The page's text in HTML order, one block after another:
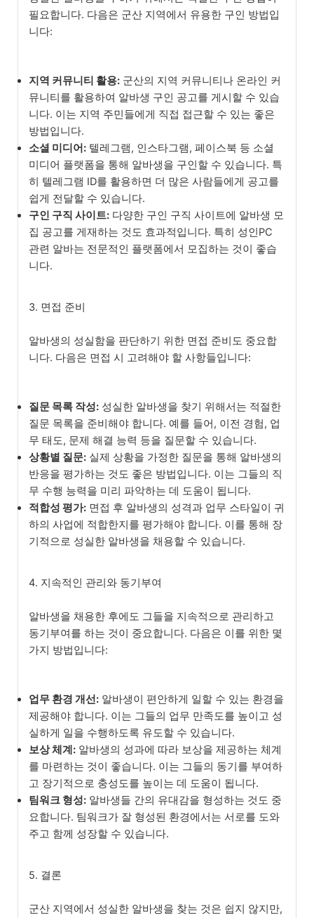
필요합니다. 다음은 군산 지역에서 유용한 구인 방법입
니다:
지역 커뮤니티 활용: 군산의 지역 커뮤니티나 온라인 커
뮤니티를 활용하여 알바생 구인 공고를 게시할 수 있습
니다. 이는 지역 주민들에게 직접 접근할 수 있는 좋은
방법입니다.
소셜 미디어: 텔레그램, 인스타그램, 페이스북 등 소셜
미디어 플랫폼을 통해 알바생을 구인할 수 있습니다. 특
히 텔레그램 ID를 활용하면 더 많은 사람들에게 공고를
쉽게 전달할 수 있습니다.
구인 구직 사이트: 다양한 구인 구직 사이트에 알바생 모
집 공고를 게재하는 것도 효과적입니다. 특히 성인PC
관련 알바는 전문적인 플랫폼에서 모집하는 것이 좋습
니다.
3. 면접 준비
알바생의 성실함을 판단하기 위한 면접 준비도 중요합
니다. 다음은 면접 시 고려해야 할 사항들입니다:
질문 목록 작성: 성실한 알바생을 찾기 위해서는 적절한
질문 목록을 준비해야 합니다. 예를 들어, 이전 경험, 업
무 태도, 문제 해결 능력 등을 질문할 수 있습니다.
상황별 질문: 실제 상황을 가정한 질문을 통해 알바생의
반응을 평가하는 것도 좋은 방법입니다. 이는 그들의 직
무 수행 능력을 미리 파악하는 데 도움이 됩니다.
적합성 평가: 면접 후 알바생의 성격과 업무 스타일이 귀
하의 사업에 적합한지를 평가해야 합니다. 이를 통해 장
기적으로 성실한 알바생을 채용할 수 있습니다.
4. 지속적인 관리와 동기부여
알바생을 채용한 후에도 그들을 지속적으로 관리하고
동기부여를 하는 것이 중요합니다. 다음은 이를 위한 몇
가지 방법입니다:
업무 환경 개선: 알바생이 편안하게 일할 수 있는 환경을
제공해야 합니다. 이는 그들의 업무 만족도를 높이고 성
실하게 일을 수행하도록 유도할 수 있습니다.
보상 체계: 알바생의 성과에 따라 보상을 제공하는 체계
를 마련하는 것이 좋습니다. 이는 그들의 동기를 부여하
고 장기적으로 충성도를 높이는 데 도움이 됩니다.
팀워크 형성: 알바생들 간의 유대감을 형성하는 것도 중
요합니다. 팀워크가 잘 형성된 환경에서는 서로를 도와
주고 함께 성장할 수 있습니다.
5. 결론
군산 지역에서 성실한 알바생을 찾는 것은 쉽지 않지만,